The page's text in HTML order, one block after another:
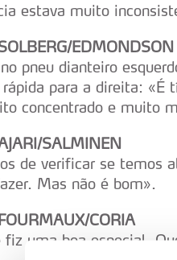
estava muito
EDMONDSON
pneu dianteiro
rápida para a direita: «É
concentrado e muito
SALMINEN
de verificar se temos
Mas não é bom».
CORIA
fiz uma boa especial.